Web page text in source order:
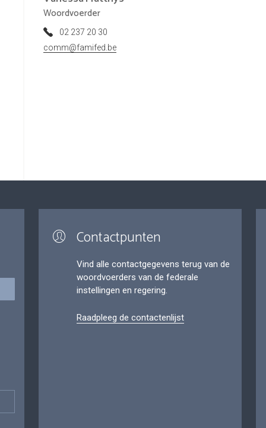
Woordvoerder
02 237 20 30
comm@famifed.be
Contactpunten
Vind alle contactgegevens terug van de
woordvoerders van de federale
instellingen en regering.
Raadpleeg de contactenlijst